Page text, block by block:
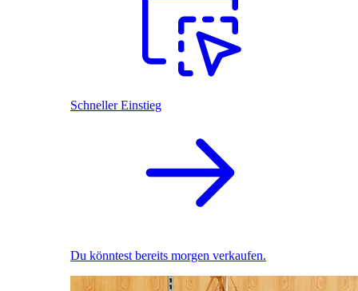
Schneller Einstieg
Du könntest bereits morgen verkaufen.